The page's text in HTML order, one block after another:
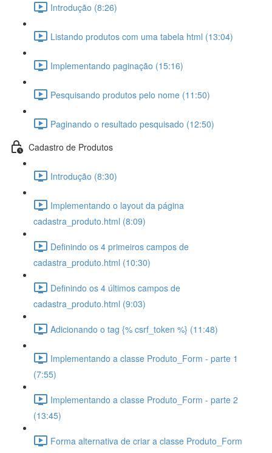
Introdução (8:26)
Listando produtos com uma tabela html (13:04)
Implementando paginação (15:16)
Pesquisando produtos pelo nome (11:50)
Paginando o resultado pesquisado (12:50)
Cadastro de Produtos
Introdução (8:30)
Implementando o layout da página
cadastra_produto.html (8:09)
Definindo os 4 primeiros campos de
cadastra_produto.html (10:30)
Definindo os 4 últimos campos de
cadastra_produto.html (9:03)
Adicionando o tag {% csrf_token %} (11:48)
Implementando a classe Produto_Form - parte 1
(7:55)
Implementando a classe Produto_Form - parte 2
(13:45)
Forma alternativa de criar a classe Produto_Form